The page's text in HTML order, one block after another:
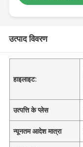
उत्पाद विवरण
हाइलाइट:
उत्पत्ति के प्लेस
न्यूनतम आदेश मात्रा